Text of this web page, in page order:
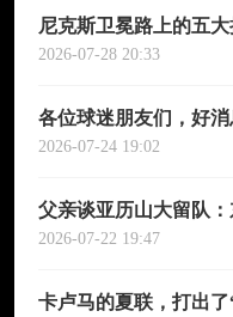
尼克斯卫冕路上的五
人四巨头在列
2026-07-28 20:33
各位球迷朋友们，好
奥斯汀·里夫斯的2026
2026-07-24 19:02
父亲谈亚历山大留队
会被夜生活诱惑走
2026-07-22 19:47
卡卢马的夏联，打出